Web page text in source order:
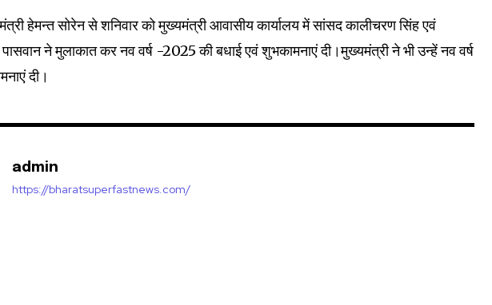
हेमन्त सोरेन से शनिवार को मुख्यमंत्री आवासीय कार्यालय में सांसद कालीचरण सिंह एवं
पासवान ने मुलाकात कर नव वर्ष -2025 की बधाई एवं शुभकामनाएं दी।मुख्यमंत्री ने भी उन्हें नव वर्ष
दी।
admin
https://bharatsuperfastnews.com/